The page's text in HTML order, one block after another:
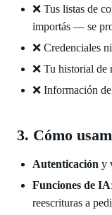
❌ Tus listas de
importás — se
❌ Credenciales
❌ Tu historial de
❌ Información
3. Cómo
Autenticación y
Funciones de IA
reescrituras a